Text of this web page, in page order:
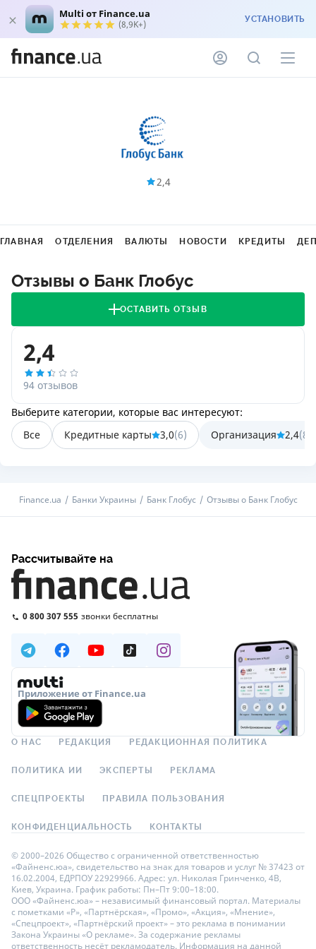
Multi от Finance.ua
(8,9K+) УСТАНОВИТЬ
2,4
ГЛАВНАЯ ОТДЕЛЕНИЯ ВАЛЮТЫ НОВОСТИ КРЕДИТЫ
Отзывы о Банк Глобус
ОСТАВИТЬ ОТЗЫВ
2,4
94 отзывов
Выберите категории, которые вас интересуют:
Все
Кредитные карты 3,0(6) Организация 2,4(85
Finance.ua Банки Украины Банк Глобус Отзывы о Банк Глобус
Рассчитывайте на
0 800 307 555 звонки бесплатны
Приложение от Finance.ua
О НАС РЕДАКЦИЯ РЕДАКЦИОННАЯ ПОЛИТИКА
ПОЛИТИКА ИИ ЭКСПЕРТЫ РЕКЛАМА
СПЕЦПРОЕКТЫ ПРАВИЛА ПОЛЬЗОВАНИЯ
КОНФИДЕНЦИАЛЬНОСТЬ КОНТАКТЫ
© 2000–2026 Общество с ограниченной ответственностью
«Файненс.юа», свидетельство на знак для товаров и услуг № 37423 от
16.02.2004, ЕДРПОУ 22929966. Адрес: ул. Николая Гринченко, 4В,
Киев, Украина. График работы: Пн–Пт 9:00–18:00.
ООО «Файненс.юа» – независимый финансовый портал. Материалы
с пометками «Р», «Партнёрская», «Промо», «Акция», «Мнение»,
«Спецпроект», «Партнёрский проект» – это реклама в понимании
Закона Украины «О рекламе». За содержание рекламы
ответственность несёт рекламодатель. Информация на данной